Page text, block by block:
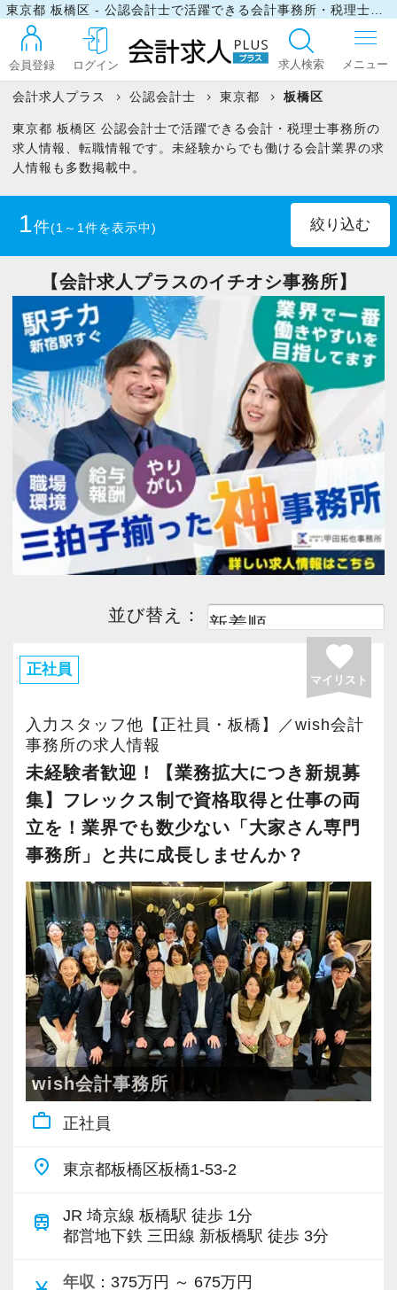
会員登録 ログイン 求人検索
ログイン
マイリスト
お問い合わせ
今すぐ会員登録
PC版サイトを見る
採用ご担当者様
会計求人プラス 公認会計士 東京都 板橋区
東京都 板橋区 公認会計士で活躍できる会計・税理士事務所の
求人情報、転職情報です。未経験からでも働ける会計業界の求
人情報も多数掲載中。
1件(1～1件を表示中)
正社員(1)
【会計求人プラスのイチオシ事務所】
並び替え：
正社員 favorite
マイリスト
入力スタッフ他【正社員・板橋】／wish会計
事務所の求人情報
未経験者歓迎！【業務拡大につき新規募
集】フレックス制で資格取得と仕事の両
立を！業界でも数少ない「大家さん専門
事務所」と共に成長しませんか？
wish会計事務所
work_outline 正社員
place 東京都板橋区板橋1-53-2
train
JR 埼京線 板橋駅 徒歩 1分
都営地下鉄 三田線 新板橋駅 徒歩 3分
年収 ：375万円 ～ 675万円